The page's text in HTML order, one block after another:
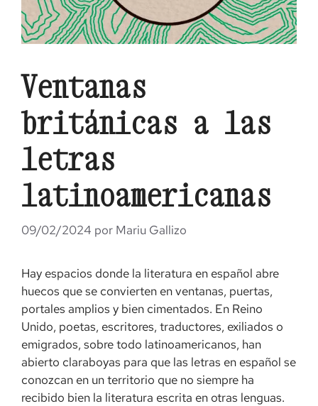
Ventanas
británicas a las
letras
latinoamericanas
09/02/2024 por Mariu Gallizo
Hay espacios donde la literatura en español abre
huecos que se convierten en ventanas, puertas,
portales amplios y bien cimentados. En Reino
Unido, poetas, escritores, traductores, exiliados o
emigrados, sobre todo latinoamericanos, han
abierto claraboyas para que las letras en español se
conozcan en un territorio que no siempre ha
recibido bien la literatura escrita en otras lenguas.